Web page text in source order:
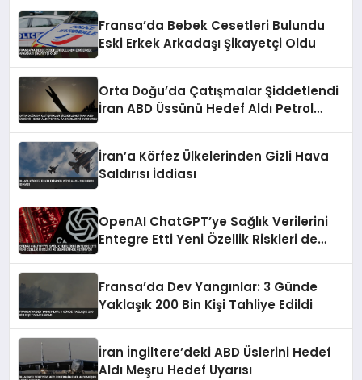
Fransa’da Bebek Cesetleri Bulundu
Eski Erkek Arkadaşı Şikayetçi Oldu
Orta Doğu’da Çatışmalar Şiddetlendi
İran ABD Üssünü Hedef Aldı Petrol
İran’a Körfez Ülkelerinden Gizli Hava
Saldırısı İddiası
OpenAI ChatGPT’ye Sağlık Verilerini
Entegre Etti Yeni Özellik Riskleri de
Fransa’da Dev Yangınlar: 3 Günde
Yaklaşık 200 Bin Kişi Tahliye Edildi
İran İngiltere’deki ABD Üslerini Hedef
Aldı Meşru Hedef Uyarısı